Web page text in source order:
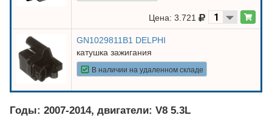
Цена: 3.721
GN1029811B1 DELPHI
катушка зажигания
В наличии на удаленном складе
Годы: 2007-2014, двигатели: V8 5.3L